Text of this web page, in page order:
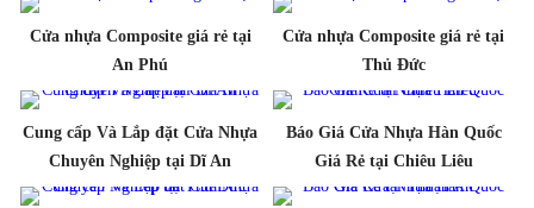
Cửa nhựa Composite giá rẻ tại
An Phú
Cửa nhựa Composite giá rẻ tại
Thủ Đức
Cung cấp Và Lắp đặt Cửa Nhựa
Chuyên Nghiệp tại Dĩ An
Báo Giá Cửa Nhựa Hàn Quốc
Giá Rẻ tại Chiêu Liêu